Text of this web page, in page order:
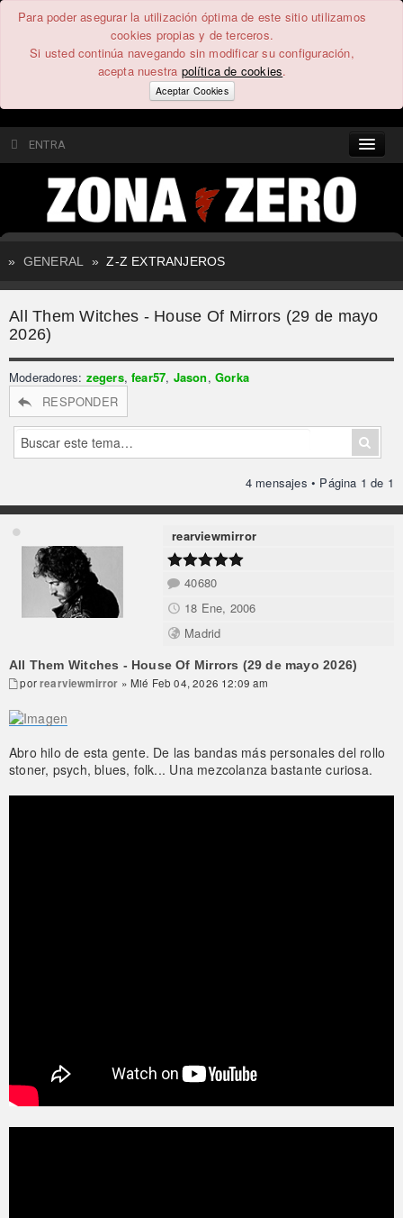
Para poder asegurar la utilización óptima de este sitio utilizamos
cookies propias y de terceros.
Si usted continúa navegando sin modificar su configuración,
acepta nuestra política de cookies.
Aceptar Cookies
ENTRA
CONTENIDO
COMUNIDAD
FOROS
» GENERAL » Z-Z EXTRANJEROS
All Them Witches - House Of Mirrors (29 de mayo
2026)
Moderadores: zegers,fear57, Jason,Gorka
RESPONDER
4 mensajes • Página 1 de 1
rearviewmirror
40680
18 Ene, 2006
Madrid
All Them Witches - House Of Mirrors (29 de mayo 2026)
porrearviewmirror » Mié Feb 04, 2026 12:09 am
Abro hilo de esta gente. De las bandas más personales del rollo
stoner, psych, blues, folk... Una mezcolanza bastante curiosa.